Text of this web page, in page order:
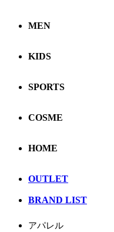
MEN
KIDS
SPORTS
COSME
HOME
OUTLET
BRAND LIST
アパレル